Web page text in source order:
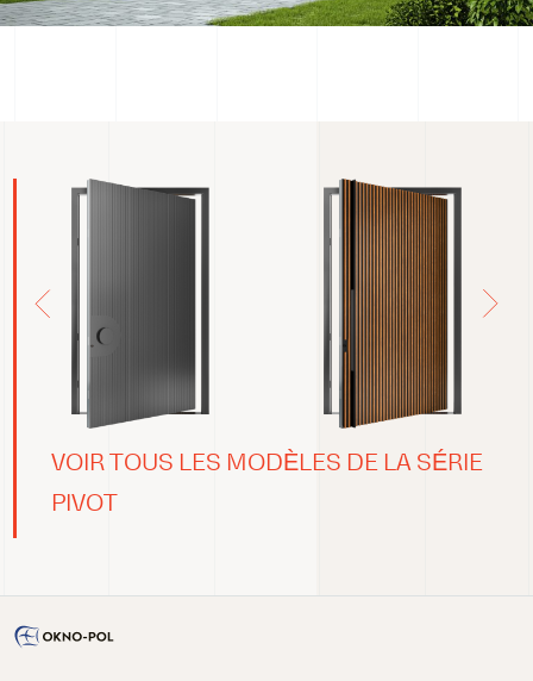
VOIR TOUS LES MODÈLES DE LA SÉRIE
PIVOT